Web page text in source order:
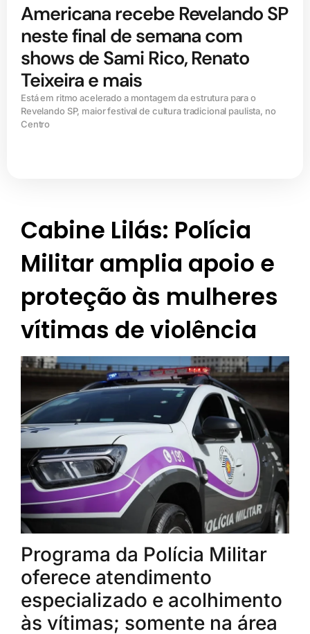
Americana recebe Revelando SP
neste final de semana com
shows de Sami Rico, Renato
Teixeira e mais
Está em ritmo acelerado a montagem da estrutura para o
Revelando SP, maior festival de cultura tradicional paulista, no
Centro
Cabine Lilás: Polícia
Militar amplia apoio e
proteção às mulheres
vítimas de violência
Programa da Polícia Militar
oferece atendimento
especializado e acolhimento
às vítimas; somente na área